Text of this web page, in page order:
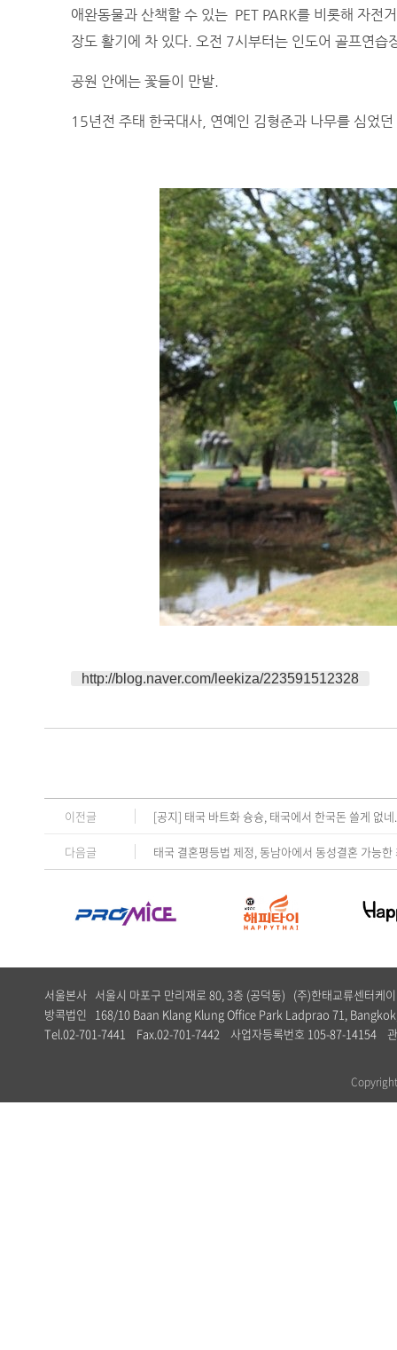
애완동물과 산책할 수 있는 PET PARK를 비롯해 자전
장도 활기에 차 있다. 오전 7시부터는 인도어 골프연습
공원 안에는 꽃들이 만발.
15년전 주태 한국대사, 연예인 김형준과 나무를 심었
http://blog.naver.com/leekiza/223591512328
이전글 [공지] 태국 바트화 슝슝, 태국에서 한국돈 쓸게 없
다음글 태국 결혼평등법 제정, 동남아에서 동성결혼 가능
서울본사 서울시 마포구 만리재로 80, 3층 (공덕동) (주)한태교류센터케
방콕법인 168/10 Baan Klang Klung Office Park Ladprao 71,
Tel.02-701-7441 Fax.02-701-7442 사업자등록번호 105-87-14154